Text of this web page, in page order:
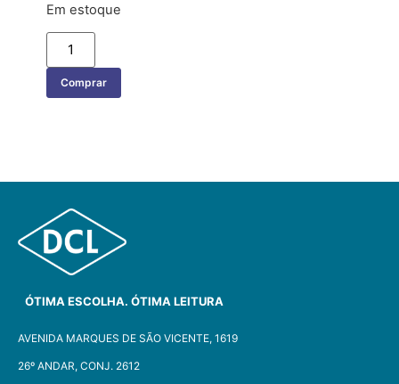
Em estoque
Comprar
ÓTIMA ESCOLHA. ÓTIMA LEITURA
AVENIDA MARQUES DE SÃO VICENTE, 1619
26º ANDAR, CONJ. 2612